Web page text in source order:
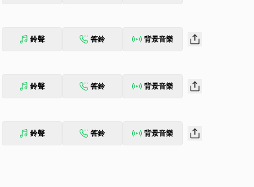
鈴聲 答鈴 背景音樂
鈴聲 答鈴 背景音樂
鈴聲 答鈴 背景音樂